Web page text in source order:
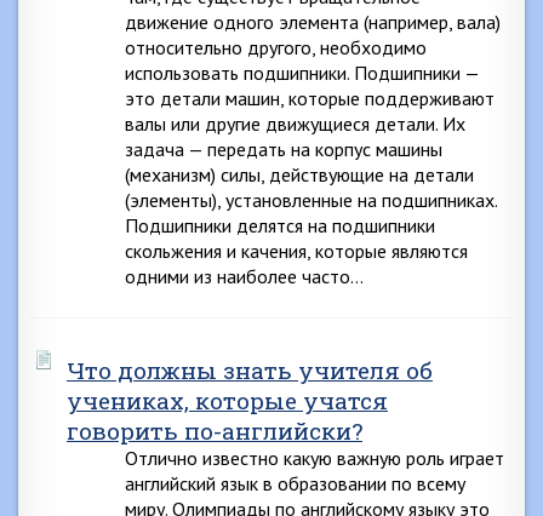
движение одного элемента (например, вала)
относительно другого, необходимо
использовать подшипники. Подшипники —
это детали машин, которые поддерживают
валы или другие движущиеся детали. Их
задача — передать на корпус машины
(механизм) силы, действующие на детали
(элементы), установленные на подшипниках.
Подшипники делятся на подшипники
скольжения и качения, которые являются
одними из наиболее часто…
Что должны знать учителя об
учениках, которые учатся
говорить по-английски?
Отлично известно какую важную роль играет
английский язык в образовании по всему
миру. Олимпиады по английскому языку это